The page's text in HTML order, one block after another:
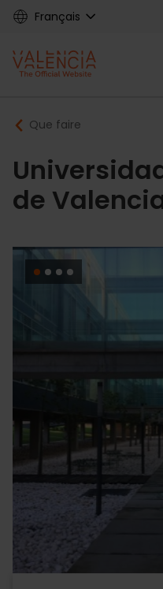
Skip
content
Français
Main
navigation
Breadcrumb
Que faire
de